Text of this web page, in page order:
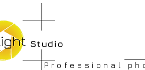
Studio
Professional